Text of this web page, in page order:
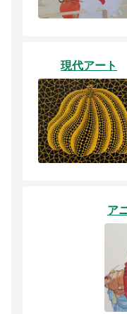
現代アート
ア